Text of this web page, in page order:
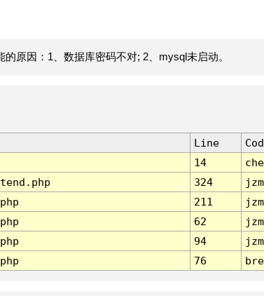
原因：1、数据库密码不对; 2、mysql未启动。
Line
14
324
211
62
94
76